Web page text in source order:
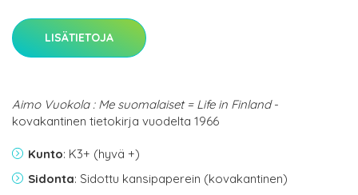
LISÄTIETOJA
Aimo Vuokola : Me suomalaiset = Life in Finland-
kovakantinen tietokirja vuodelta 1966
Kunto: K3+ (hyvä +)
Sidonta: Sidottu kansipaperein (kovakantinen)